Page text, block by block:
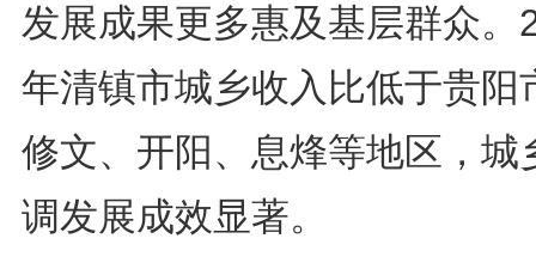
发展成果更多惠及基层群众。
年清镇市城乡收入比低于贵阳
修文、开阳、息烽等地区，城
调发展成效显著。